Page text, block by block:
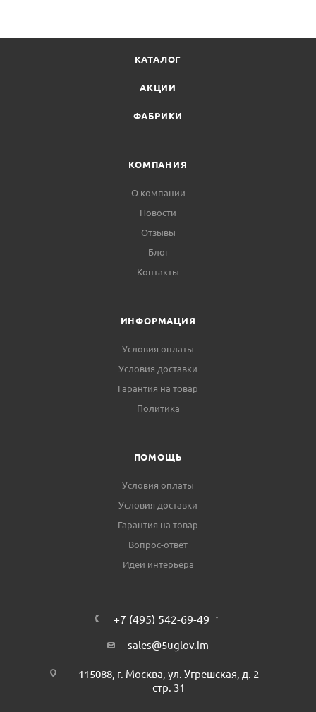
КАТАЛОГ
АКЦИИ
ФАБРИКИ
КОМПАНИЯ
О компании
Новости
Отзывы
Блог
Контакты
ИНФОРМАЦИЯ
Условия оплаты
Условия доставки
Гарантия на товар
Политика
ПОМОЩЬ
Условия оплаты
Условия доставки
Гарантия на товар
Вопрос-ответ
Идеи интерьера
+7 (495) 542-69-49
sales@5uglov.im
115088, г. Москва, ул. Угрешская, д. 2
стр. 31